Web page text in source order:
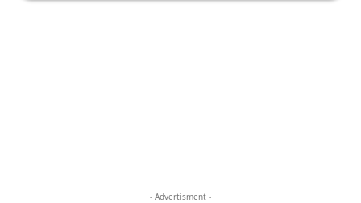
- Advertisment -